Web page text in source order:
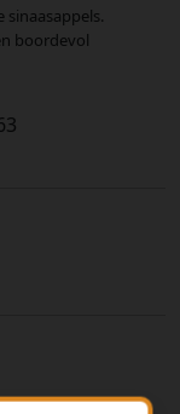
sinaasappels.
boordevol